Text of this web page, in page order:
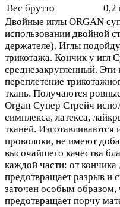
Вес брутто
0,2
Двойные иглы ORGAN
использовании двойной
держателе). Иглы
трикотажа. Кончик у игл
среднезакругленный. Эти
переплетение
ткань. Получаются
Organ Супер Стрейч
симплекса, латекса,
тканей. Изготавливаются
проволоки, не имеют
высочайшего качества
каждой части: от
предотвращает разрыв и
заточен особым образом,
предотвращает порчу